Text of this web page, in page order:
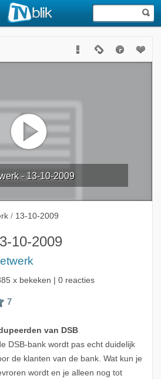
- 13-10-2009
/ 13-10-2009
10-2009
x bekeken | 0 reacties
van DSB
DSB-bank wordt pas echt duidelijk
de klanten van de bank. Wat kun je
wordt en je alleen nog tot